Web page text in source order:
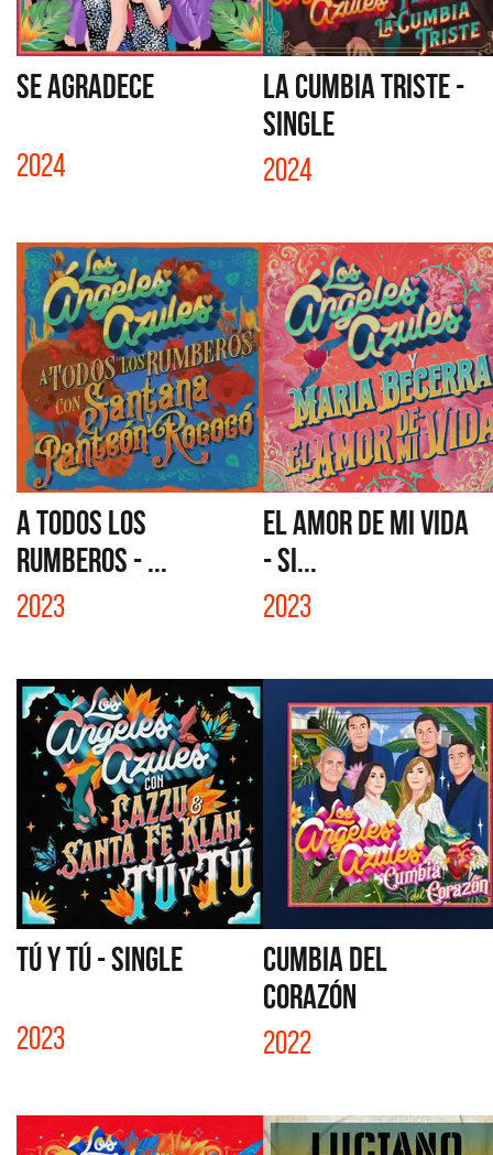
SE AGRADECE
2024
LA CUMBIA TRISTE -
SINGLE
2024
A TODOS LOS
RUMBEROS - ...
2023
EL AMOR DE MI VIDA
- SI...
2023
TÚ Y TÚ - SINGLE
2023
CUMBIA DEL
CORAZÓN
2022